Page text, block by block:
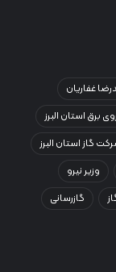
غفاریان
برق استان البرز
گاز استان البرز
وزیر نیرو
گازرسانی